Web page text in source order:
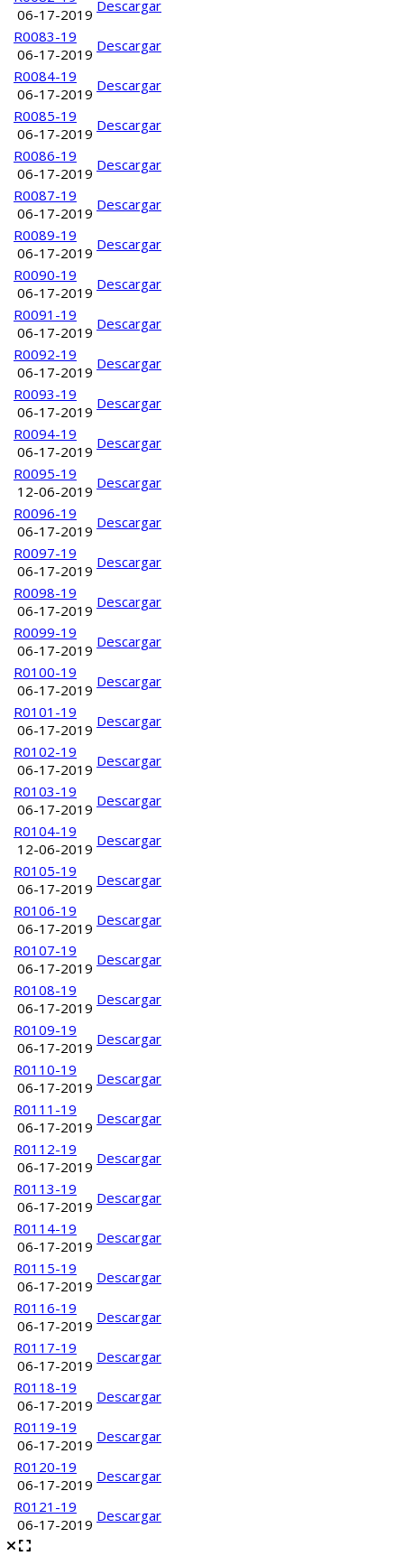
06-17-2019 Descargar
R0083-19
06-17-2019 Descargar
R0084-19
06-17-2019 Descargar
R0085-19
06-17-2019 Descargar
R0086-19
06-17-2019 Descargar
R0087-19
06-17-2019 Descargar
R0089-19
06-17-2019 Descargar
R0090-19
06-17-2019 Descargar
R0091-19
06-17-2019 Descargar
R0092-19
06-17-2019 Descargar
R0093-19
06-17-2019 Descargar
R0094-19
06-17-2019 Descargar
R0095-19
12-06-2019 Descargar
R0096-19
06-17-2019 Descargar
R0097-19
06-17-2019 Descargar
R0098-19
06-17-2019 Descargar
R0099-19
06-17-2019 Descargar
R0100-19
06-17-2019 Descargar
R0101-19
06-17-2019 Descargar
R0102-19
06-17-2019 Descargar
R0103-19
06-17-2019 Descargar
R0104-19
12-06-2019 Descargar
R0105-19
06-17-2019 Descargar
R0106-19
06-17-2019 Descargar
R0107-19
06-17-2019 Descargar
R0108-19
06-17-2019 Descargar
R0109-19
06-17-2019 Descargar
R0110-19
06-17-2019 Descargar
R0111-19
06-17-2019 Descargar
R0112-19
06-17-2019 Descargar
R0113-19
06-17-2019 Descargar
R0114-19
06-17-2019 Descargar
R0115-19
06-17-2019 Descargar
R0116-19
06-17-2019 Descargar
R0117-19
06-17-2019 Descargar
R0118-19
06-17-2019 Descargar
R0119-19
06-17-2019 Descargar
R0120-19
06-17-2019 Descargar
R0121-19
06-17-2019 Descargar